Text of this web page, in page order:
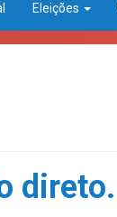
Eleições
direto.